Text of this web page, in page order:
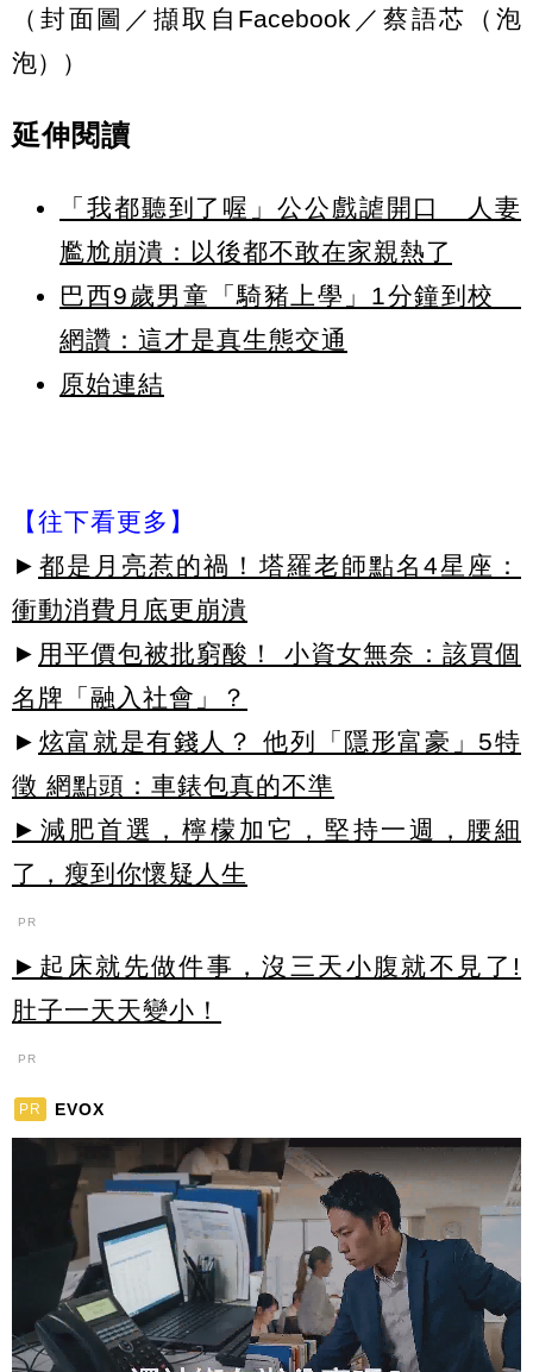
（封面圖／擷取自Facebook／蔡語芯（泡
泡））
延伸閱讀
「我都聽到了喔」公公戲謔開口 人妻
尷尬崩潰：以後都不敢在家親熱了
巴西9歲男童「騎豬上學」1分鐘到校
網讚：這才是真生態交通
原始連結
【往下看更多】
► 都是月亮惹的禍！塔羅老師點名4星座：
衝動消費月底更崩潰
► 用平價包被批窮酸！ 小資女無奈：該買個
名牌「融入社會」？
► 炫富就是有錢人？ 他列「隱形富豪」5特
徵 網點頭：車錶包真的不準
►減肥首選，檸檬加它，堅持一週，腰細
了，瘦到你懷疑人生
PR
►起床就先做件事，沒三天小腹就不見了!
肚子一天天變小！
PR
PR EVOX